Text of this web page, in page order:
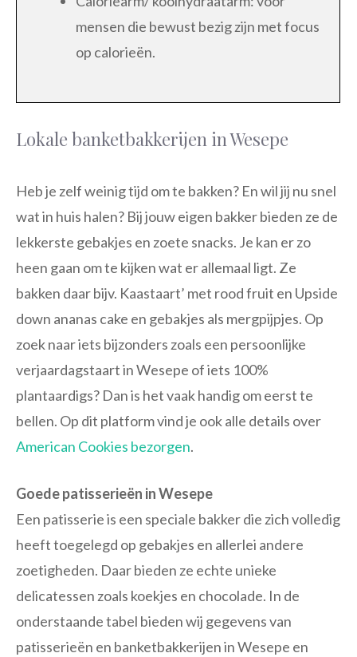
mensen die bewust bezig zijn met focus
op calorieën.
Lokale banketbakkerijen in Wesepe
Heb je zelf weinig tijd om te bakken? En wil jij nu snel
wat in huis halen? Bij jouw eigen bakker bieden ze de
lekkerste gebakjes en zoete snacks. Je kan er zo
heen gaan om te kijken wat er allemaal ligt. Ze
bakken daar bijv. Kaastaart’ met rood fruit en Upside
down ananas cake en gebakjes als mergpijpjes. Op
zoek naar iets bijzonders zoals een persoonlijke
verjaardagstaart in Wesepe of iets 100%
plantaardigs? Dan is het vaak handig om eerst te
bellen. Op dit platform vind je ook alle details over
American Cookies bezorgen.
Goede patisserieën in Wesepe
Een patisserie is een speciale bakker die zich volledig
heeft toegelegd op gebakjes en allerlei andere
zoetigheden. Daar bieden ze echte unieke
delicatessen zoals koekjes en chocolade. In de
onderstaande tabel bieden wij gegevens van
patisserieën en banketbakkerijen in Wesepe en